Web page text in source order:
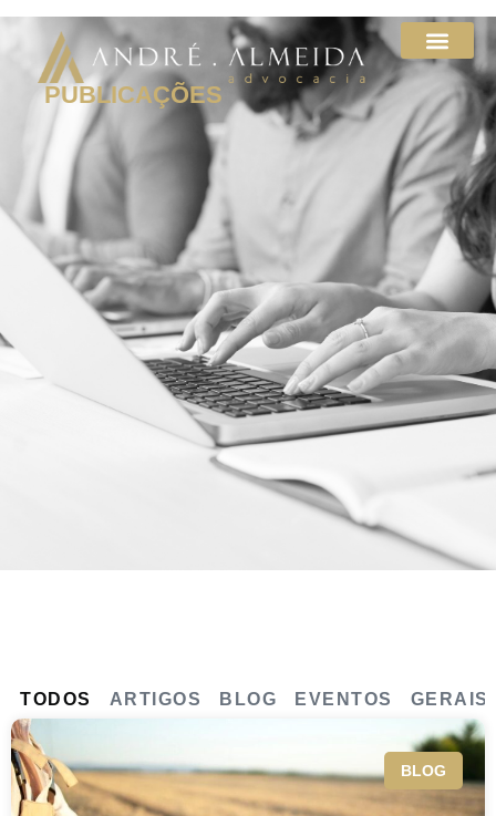
PUBLICAÇÕES
ARTIGOS BLOG EVENTOS GERAIS
TODOS
BLOG